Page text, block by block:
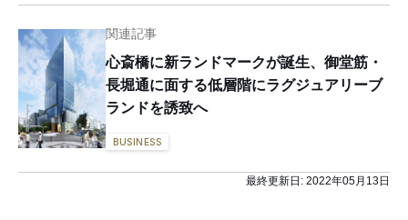
関連記事
心斎橋に新ランドマークが誕生、御堂筋・
長堀通に面する低層階にラグジュアリーブ
ランドを誘致へ
BUSINESS
最終更新日: 2022年05月13日